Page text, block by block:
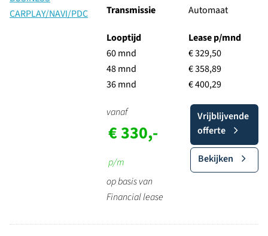
Transmissie
Automaat
Looptijd
60 mnd
48 mnd
36 mnd
Lease p/mnd
€ 329,50
€ 358,89
€ 400,29
vanaf
€ 330,-
p/m
op basis van
Financial lease
Vrijblijvende
offerte
Bekijken